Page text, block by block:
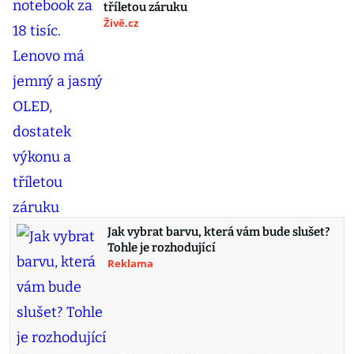
tříletou záruku
Živě.cz
Jak vybrat barvu, která vám bude slušet?
Tohle je rozhodující
Reklama